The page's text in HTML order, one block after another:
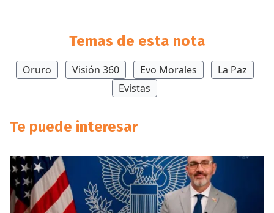
Temas de esta nota
Oruro Visión 360 Evo Morales
La Paz
Evistas
Te puede interesar